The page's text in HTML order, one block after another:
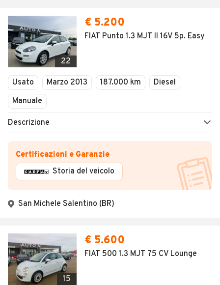
22
€ 5.200
FIAT Punto 1.3 MJT II 16V 5p. Easy
Usato Marzo 2013 187.000 km
Diesel
Manuale
Descrizione
Certificazioni e Garanzie
Storia del veicolo
San Michele Salentino (BR)
15
€ 5.600
FIAT 500 1.3 MJT 75 CV Lounge